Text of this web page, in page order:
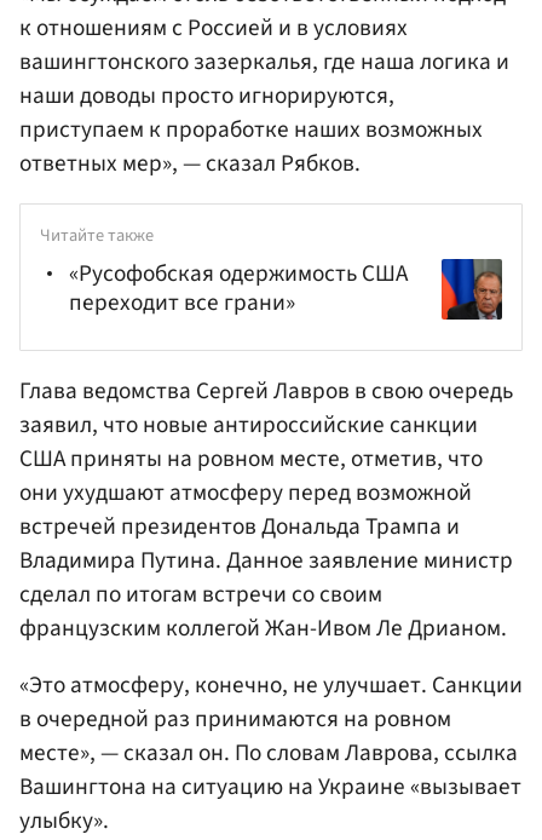
к отношениям с Россией и в условиях
вашингтонского зазеркалья, где наша логика и
наши доводы просто игнорируются,
приступаем к проработке наших возможных
ответных мер», — сказал Рябков.
Читайте также
«Русофобская одержимость США
переходит все грани»
Глава ведомства Сергей Лавров в свою очередь
заявил, что новые антироссийские санкции
США приняты на ровном месте, отметив, что
они ухудшают атмосферу перед возможной
встречей президентовДональда Трампа и
Владимира Путина. Данное заявление министр
сделал по итогам встречи со своим
французским коллегойЖан-Ивом Ле Дрианом.
«Это атмосферу, конечно, не улучшает. Санкции
в очередной раз принимаются на ровном
месте», — сказал он. По словам Лаврова, ссылка
Вашингтона на ситуацию на Украине «вызывает
улыбку».